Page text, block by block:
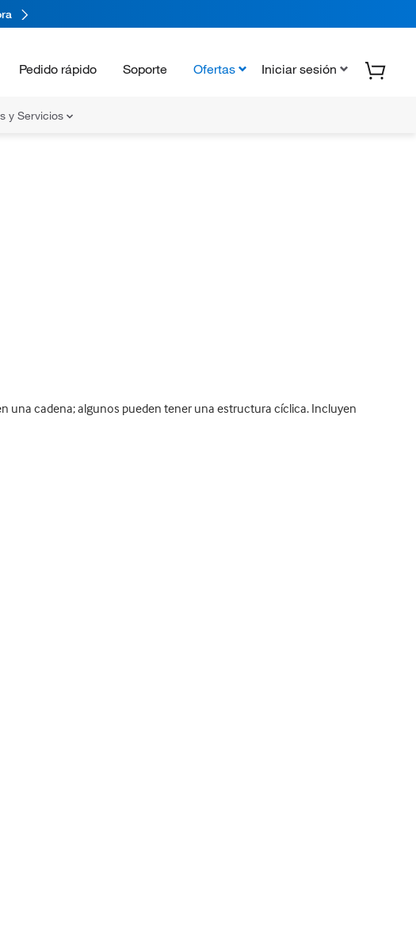
Pedido rápido Soporte Ofertas Iniciar sesión
y Servicios
cadena; algunos pueden tener una estructura cíclica. Incluyen